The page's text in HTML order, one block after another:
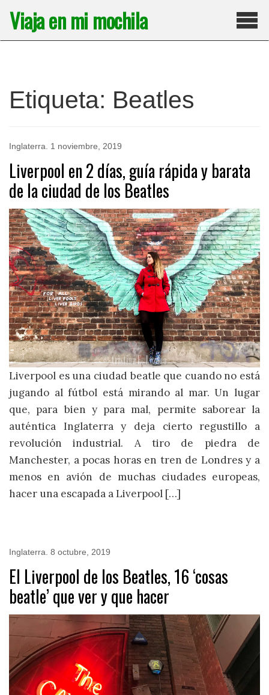
contenido
Viaja en mi mochila
Etiqueta: Beatles
Inglaterra 1 noviembre, 2019
Liverpool en 2 días, guía rápida y barata
de la ciudad de los Beatles
Liverpool es una ciudad beatle que cuando no está
jugando al fútbol está mirando al mar. Un lugar
que, para bien y para mal, permite saborear la
auténtica Inglaterra y deja cierto regustillo a
revolución industrial. A tiro de piedra de
Manchester, a pocas horas en tren de Londres y a
menos en avión de muchas ciudades europeas,
hacer una escapada a Liverpool […]
Inglaterra 8 octubre, 2019
El Liverpool de los Beatles, 16 ‘cosas
beatle’ que ver y que hacer